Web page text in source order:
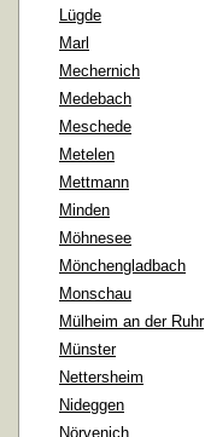
Lügde
Marl
Mechernich
Medebach
Meschede
Metelen
Mettmann
Minden
Möhnesee
Mönchengladbach
Monschau
Mülheim an der Ruhr
Münster
Nettersheim
Nideggen
Nörvenich